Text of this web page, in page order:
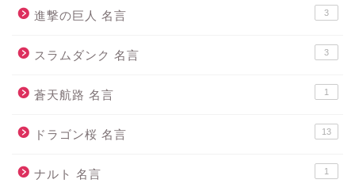
進撃の巨人 名言 3
スラムダンク 名言 3
蒼天航路 名言 1
ドラゴン桜 名言 13
ナルト 名言 1